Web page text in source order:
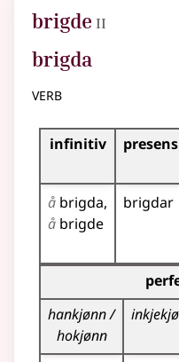
brigde 2
II
brigda
verb
Bøyningstabell for
infinitiv presens
å brigda
å brigde
brigdar
Bøyningstabell for
hankjønn /
hokjønn